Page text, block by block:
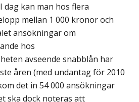
dag kan man hos flera
mellan 1 000 kronor och
ansökningar om
hos
avseende snabblån har
åren (med undantag för 2010
det in 54 000 ansökningar
ska dock noteras att